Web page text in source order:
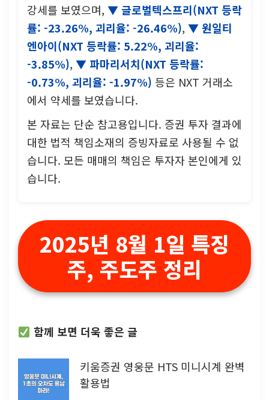
강세를 보였으며,
글로벌텍스프리(NXT 등락
률: -23.26%, 괴리율: -26.46%),
원일티
엔아이(NXT 등락률: 5.22%, 괴리율:
-3.85%),
파마리서치(NXT 등락률:
-0.73%, 괴리율: -1.97%) 등은 NXT 거래소
에서 약세를 보였습니다.
본 자료는 단순 참고용입니다. 증권 투자 결과에
대한 법적 책임소재의 증빙자료로 사용될 수 없
습니다. 모든 매매의 책임은 투자자 본인에게 있
습니다.
2025년 8월 1일 특징
주, 주도주 정리
함께 보면 더욱 좋은 글
키움증권 영웅문 HTS 미니시계 완벽
활용법